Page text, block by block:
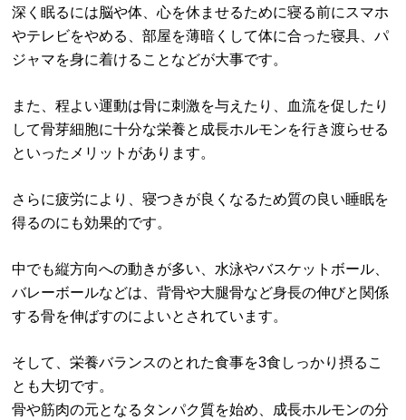
深く眠るには脳や体、心を休ませるために寝る前にスマホ
やテレビをやめる、部屋を薄暗くして体に合った寝具、パ
ジャマを身に着けることなどが大事です。
また、程よい運動は骨に刺激を与えたり、血流を促したり
して骨芽細胞に十分な栄養と成長ホルモンを行き渡らせる
といったメリットがあります。
さらに疲労により、寝つきが良くなるため質の良い睡眠を
得るのにも効果的です。
中でも縦方向への動きが多い、水泳やバスケットボール、
バレーボールなどは、背骨や大腿骨など身長の伸びと関係
する骨を伸ばすのによいとされています。
そして、栄養バランスのとれた食事を3食しっかり摂るこ
とも大切です。
骨や筋肉の元となるタンパク質を始め、成長ホルモンの分